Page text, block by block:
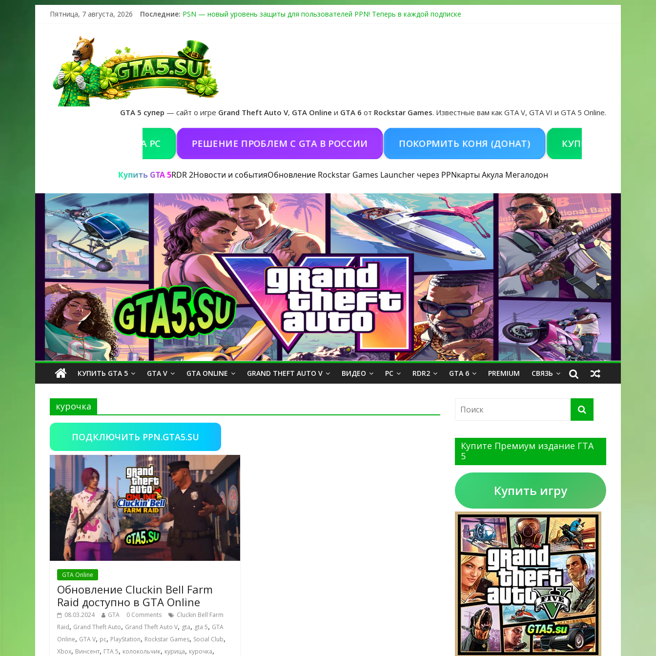
Пятница, 7 августа, 2026 Последние: PSN — новый уровень защиты для пользователей PPN! Теперь в каждой подписке
Получайте особые награды в GTA Online по программе Fine Art Collector
GTA 6 официальная обложка игры и Предзаказ Grand Theft Auto VI
GTA 5 супер — сайт о игре Grand Theft Auto V, GTA Online и GTA 6 от Rockstar Games. Известные вам как GTA V, GTA VI и GTA 5 Online.
РЕШЕНИЕ ПРОБЛЕМ С GTA В РОССИИ ПОКОРМИТЬ КОНЯ (ДОНАТ) КУПИТЬ GTA 5 ONLINE НА
Купить GTA 5RDR 2Новости и событияОбновление Rockstar Games Launcher через PPNкарты Акула Мегалодон
КУПИТЬ GTA 5 GTA V GTA ONLINE GRAND THEFT AUTO V ВИДЕО PC RDR2 GTA 6 PREMIUM СВЯЗЬ
курочка
ПОДКЛЮЧИТЬ PPN.GTA5.SU
GTA Online
Обновление Cluckin Bell Farm
Raid доступно в GTA Online
08.03.2024 GTA 0 Comments
Cluckin Bell Farm
Raid, Grand Theft Auto, Grand Theft Auto V, gta, gta 5, GTA
Online, GTA V, pc, PlayStation, Rockstar Games, Social Club,
Xbox, Винсент, ГТА 5, колокольчик, курица, курочка,
Купите Премиум издание ГТА
5
Купить игру